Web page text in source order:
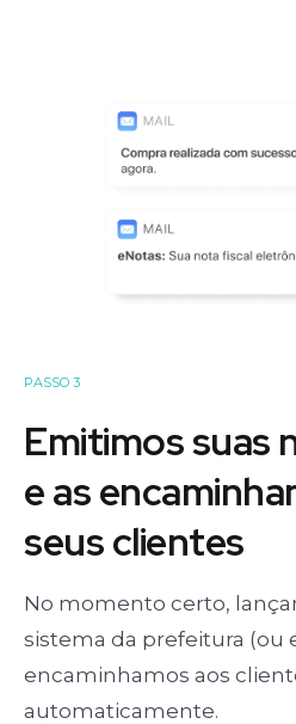
PASSO 3
Emitimos suas
e as
seus clientes
No momento certo,
sistema da prefeitura (ou
encaminhamos aos
automaticamente.